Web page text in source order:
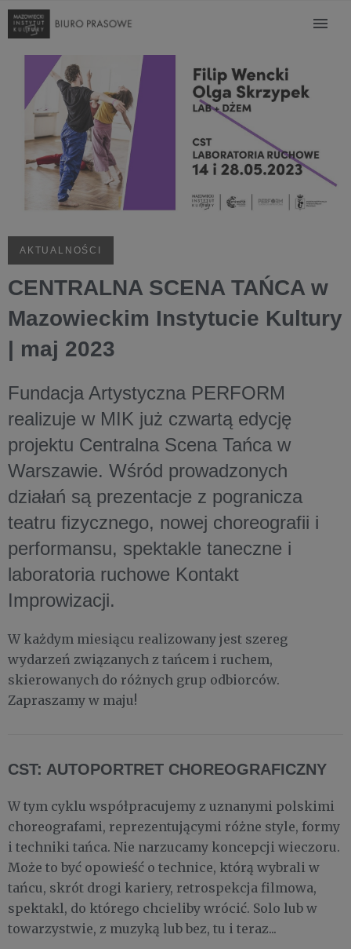
AKTUALNOŚCI
CENTRALNA SCENA TAŃCA w
Mazowieckim Instytucie Kultury
| maj 2023
Fundacja Artystyczna PERFORM
realizuje w MIK już czwartą edycję
projektu Centralna Scena Tańca w
Warszawie. Wśród prowadzonych
działań są prezentacje z pogranicza
teatru fizycznego, nowej choreografii i
performansu, spektakle taneczne i
laboratoria ruchowe Kontakt
Improwizacji.
W każdym miesiącu realizowany jest szereg
wydarzeń związanych z tańcem i ruchem,
skierowanych do różnych grup odbiorców.
Zapraszamy w maju!
CST: AUTOPORTRET CHOREOGRAFICZNY
W tym cyklu współpracujemy z uznanymi polskimi
choreografami, reprezentującymi różne style, formy
i techniki tańca. Nie narzucamy koncepcji wieczoru.
Może to być opowieść o technice, którą wybrali w
tańcu, skrót drogi kariery, retrospekcja filmowa,
spektakl, do którego chcieliby wrócić. Solo lub w
towarzystwie, z muzyką lub bez, tu i teraz...